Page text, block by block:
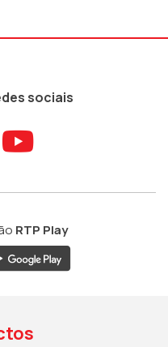
sociais
ao ao
Aceder
RTP Play